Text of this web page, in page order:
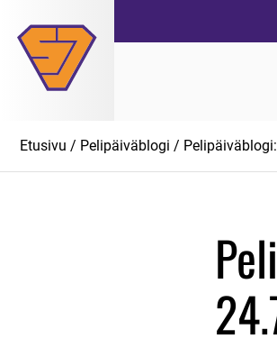
suoraan
sisältöön
Etusivu / Pelipäiväblogi /